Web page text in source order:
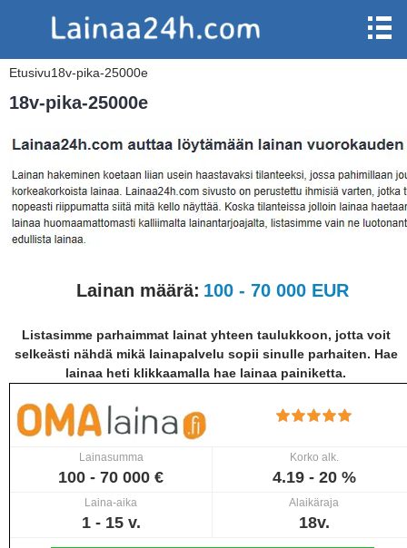
Etusivu18v-pika-25000e
18v-pika-25000e
Lainan määrä: 100 - 70 000 EUR
Listasimme parhaimmat lainat yhteen taulukkoon, jotta voit
selkeästi nähdä mikä lainapalvelu sopii sinulle parhaiten. Hae
lainaa heti klikkaamalla hae lainaa painiketta.
Lainasumma
100 - 70 000 €
Korko alk.
4.19 - 20 %
Laina-aika
1 - 15 v.
Alaikäraja
18v.